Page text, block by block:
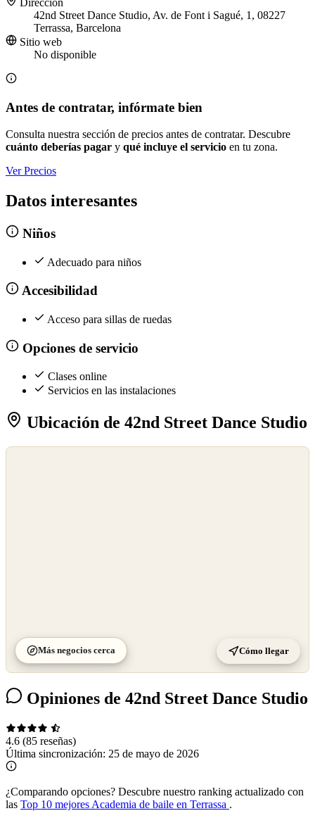
Dirección
42nd Street Dance Studio, Av. de Font i Sagué, 1, 08227
Terrassa, Barcelona
Sitio web
No disponible
Antes de contratar, infórmate bien
Consulta nuestra sección de precios antes de contratar. Descubre
cuánto deberías pagar y qué incluye el servicio en tu zona.
Ver Precios
Datos interesantes
Niños
Adecuado para niños
Accesibilidad
Acceso para sillas de ruedas
Opciones de servicio
Clases online
Servicios en las instalaciones
Ubicación de 42nd Street Dance Studio
Más negocios cerca Cómo llegar
Opiniones de 42nd Street Dance Studio
4.6 (85 reseñas)
Última sincronización: 25 de mayo de 2026
¿Comparando opciones? Descubre nuestro ranking actualizado con
las Top 10 mejores Academia de baile en Terrassa .